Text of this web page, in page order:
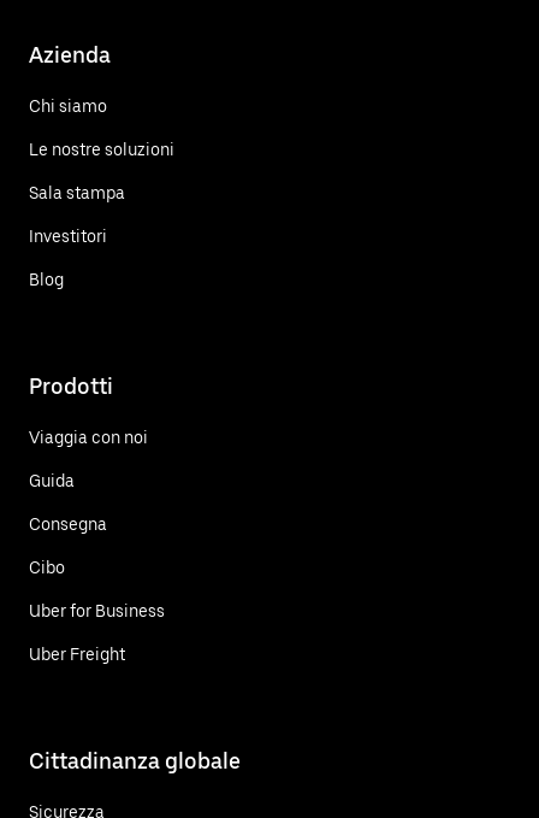
Azienda
Chi siamo
Le nostre soluzioni
Sala stampa
Investitori
Blog
Prodotti
Viaggia con noi
Guida
Consegna
Cibo
Uber for Business
Uber Freight
Cittadinanza globale
Sicurezza